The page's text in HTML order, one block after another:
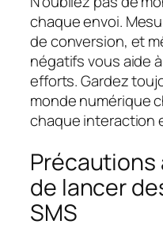
chaque envoi.
de conversion, et
négatifs vous aide
efforts. Gardez
monde numérique
chaque interaction
Précautions
de lancer
SMS